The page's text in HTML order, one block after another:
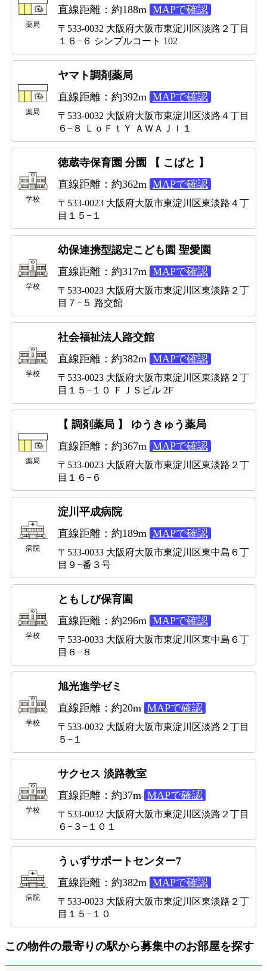
薬局
直線距離：約188m MAPで確認
〒533-0032 大阪府大阪市東淀川区淡路２丁目
１６−６ シンプルコート 102
薬局
ヤマト調剤薬局
直線距離：約392m MAPで確認
〒533-0032 大阪府大阪市東淀川区淡路４丁目
６−８ ＬｏＦｔＹ ＡＷＡＪＩ１
学校
徳蔵寺保育園 分園 【 こばと 】
直線距離：約362m MAPで確認
〒533-0023 大阪府大阪市東淀川区東淡路４丁
目１５−１
学校
幼保連携型認定こども園 聖愛園
直線距離：約317m MAPで確認
〒533-0023 大阪府大阪市東淀川区東淡路２丁
目７−５ 路交館
学校
社会福祉法人路交館
直線距離：約382m MAPで確認
〒533-0023 大阪府大阪市東淀川区東淡路２丁
目１５−１０ ＦＪＳビル 2F
薬局
【 調剤薬局 】 ゆうきゅう薬局
直線距離：約367m MAPで確認
〒533-0023 大阪府大阪市東淀川区東淡路２丁
目１６−６
病院
淀川平成病院
直線距離：約189m MAPで確認
〒533-0033 大阪府大阪市東淀川区東中島６丁
目９−番３号
学校
ともしび保育園
直線距離：約296m MAPで確認
〒533-0033 大阪府大阪市東淀川区東中島６丁
目６−８
学校
旭光進学ゼミ
直線距離：約20m MAPで確認
〒533-0032 大阪府大阪市東淀川区淡路２丁目
５−１
学校
サクセス 淡路教室
直線距離：約37m MAPで確認
〒533-0032 大阪府大阪市東淀川区淡路２丁目
６−３−１０１
病院
うぃずサポートセンター7
直線距離：約382m MAPで確認
〒533-0023 大阪府大阪市東淀川区東淡路２丁
目１５−１０
この物件の最寄りの駅から募集中のお部屋を探す